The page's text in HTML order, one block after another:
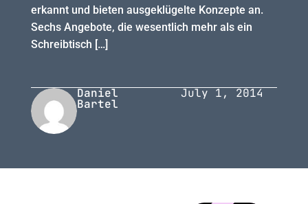
erkannt und bieten ausgeklügelte Konzepte an.
Sechs Angebote, die wesentlich mehr als ein
Schreibtisch […]
Daniel
Bartel
July 1, 2014